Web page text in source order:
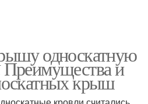
односкатную
и
крыш